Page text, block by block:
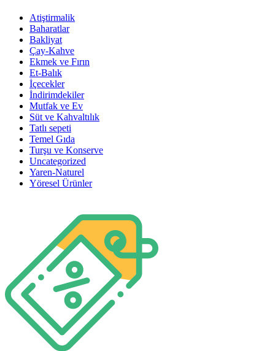
Atiştirmalik
Baharatlar
Bakliyat
Çay-Kahve
Ekmek ve Fırın
Et-Balık
İçecekler
İndirimdekiler
Mutfak ve Ev
Süt ve Kahvaltılık
Tatlı sepeti
Temel Gıda
Turşu ve Konserve
Uncategorized
Yaren-Naturel
Yöresel Ürünler